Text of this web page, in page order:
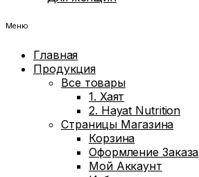
Меню
Главная
Продукция
Все товары
1. Хаят
2. Hayat Nutrition
Страницы Магазина
Корзина
Оформление Заказа
Мой Аккаунт